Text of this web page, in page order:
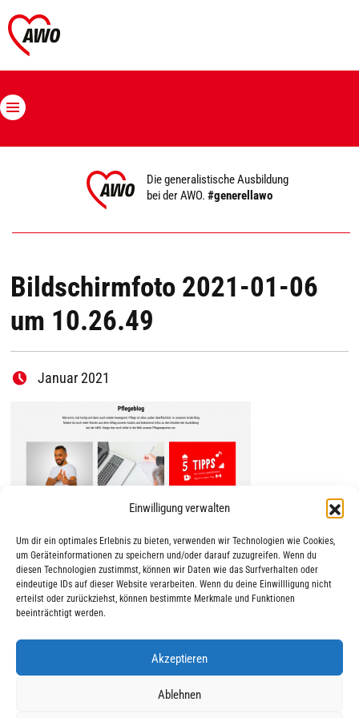
Einwilligung verwalten
Um dir ein optimales Erlebnis zu bieten, verwenden wir Technologien wie Cookies,
um Geräteinformationen zu speichern und/oder darauf zuzugreifen. Wenn du
diesen Technologien zustimmst, können wir Daten wie das Surfverhalten oder
eindeutige IDs auf dieser Website verarbeiten. Wenn du deine Einwillligung nicht
erteilst oder zurückziehst, können bestimmte Merkmale und Funktionen
beeinträchtigt werden.
Akzeptieren
Ablehnen
Die generalistische Ausbildung
bei der AWO.#generellawo
Bildschirmfoto 2021-01-06
um 10.26.49
Januar 2021
| © 2025 AWO Ausbildung